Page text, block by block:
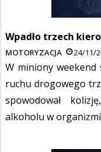
Wpadło trzech
MOTORYZACJA 24/11/
W miniony weekend
ruchu drogowego
spowodował
alkoholu w